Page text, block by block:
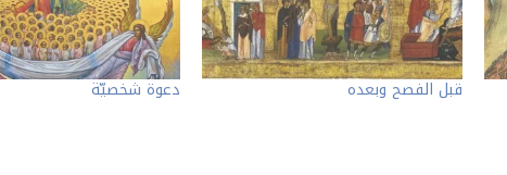
قبل الفصح وبعده دعوة شخصيّة